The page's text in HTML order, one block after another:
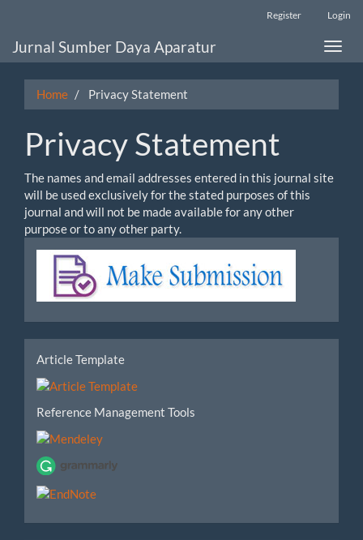
Main
Register Login
Toggle
Jurnal Sumber Daya Aparatur
Home Privacy Statement
Privacy Statement
The names and email addresses entered in this journal site
will be used exclusively for the stated purposes of this
journal and will not be made available for any other
purpose or to any other party.
Make
Submission
tools
Article Template
Reference Management Tools